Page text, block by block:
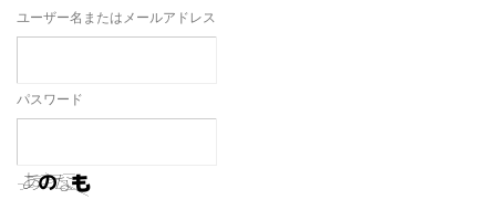
ユーザー名またはメールアドレス
パスワード